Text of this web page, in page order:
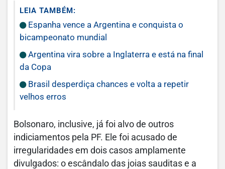
LEIA TAMBÉM:
Espanha vence a Argentina e conquista o
bicampeonato mundial
Argentina vira sobre a Inglaterra e está na final
da Copa
Brasil desperdiça chances e volta a repetir
velhos erros
Bolsonaro, inclusive, já foi alvo de outros
indiciamentos pela PF. Ele foi acusado de
irregularidades em dois casos amplamente
divulgados: o escândalo das joias sauditas e a